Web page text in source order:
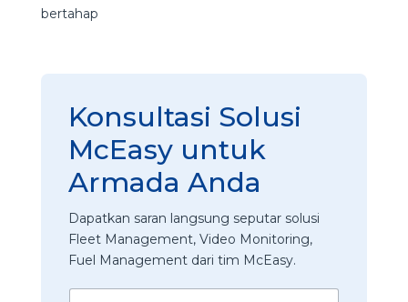
bertahap
Konsultasi Solusi
McEasy untuk
Armada Anda
Dapatkan saran langsung seputar solusi
Fleet Management, Video Monitoring,
Fuel Management dari tim McEasy.